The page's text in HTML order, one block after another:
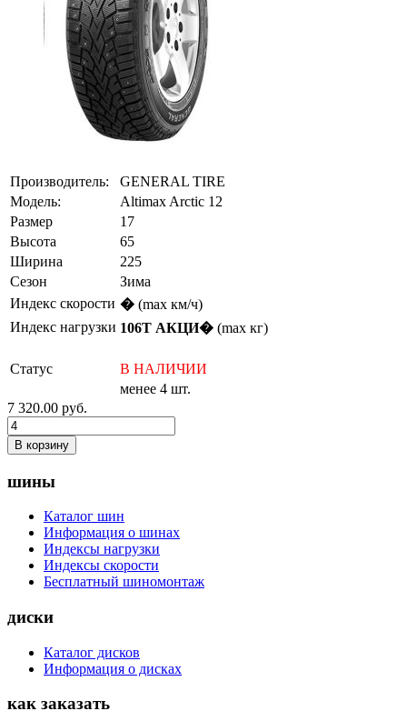
Производитель:
GENERAL TIRE
Модель:
Altimax Arctic 12
Размер
17
Высота
65
Ширина
225
Сезон
Зима
Индекс скорости � (max км/ч)
Индекс нагрузки 106T АКЦИ� (max кг)
Статус
В НАЛИЧИИ
менее 4 шт.
7 320.00 руб.
В корзину
шины
Каталог шин
Информация о шинах
Индексы нагрузки
Индексы скорости
Бесплатный шиномонтаж
диски
Каталог дисков
Информация о дисках
как заказать